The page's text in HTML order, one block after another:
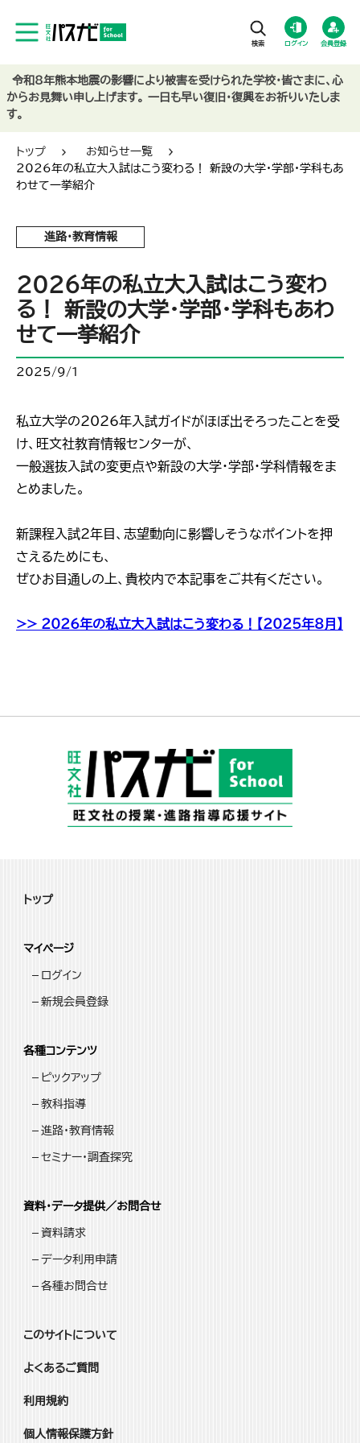
ログイン 会員登録
トップ
お知らせ一覧
2026年の私立大入試はこう変わる！ 新設の大学・学部・学科もあ
わせて一挙紹介
進路・教育情報
2026年の私立大入試はこう変わ
る！ 新設の大学・学部・学科もあわ
せて一挙紹介
2025/9/1
私立大学の2026年入試ガイドがほぼ出そろったことを受
け、旺文社教育情報センターが、
一般選抜入試の変更点や新設の大学・学部・学科情報をま
とめました。
新課程入試2年目、志望動向に影響しそうなポイントを押
さえるためにも、
ぜひお目通しの上、貴校内で本記事をご共有ください。
>> 2026年の私立大入試はこう変わる！【2025年8月】
トップ
マイページ
ログイン
新規会員登録
各種コンテンツ
ピックアップ
教科指導
進路・教育情報
セミナー・調査探究
資料・データ提供／お問合せ
資料請求
データ利用申請
各種お問合せ
このサイトについて
よくあるご質問
利用規約
個人情報保護方針
令和8年熊本地震の影響により被害を受けられた学校・皆さまに、心
からお見舞い申し上げます。 一日も早い復旧・復興をお祈りいたしま
す。